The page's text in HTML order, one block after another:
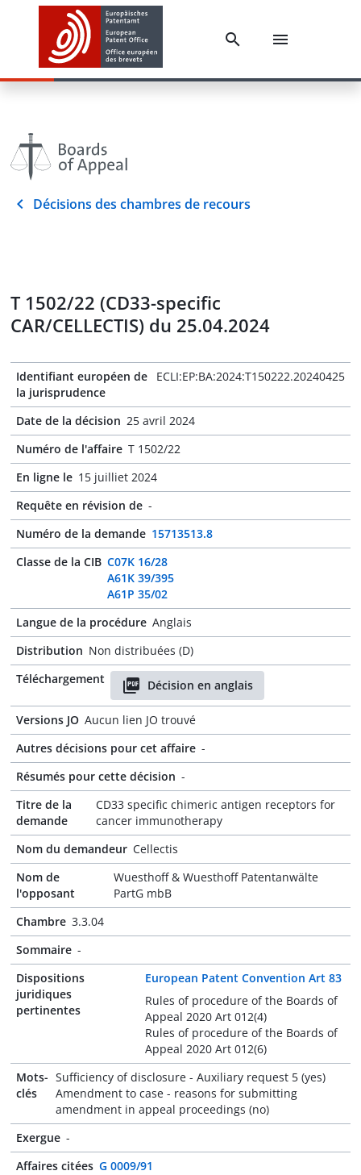
Décisions des chambres de recours
T 1502/22 (CD33-specific
CAR/CELLECTIS) du 25.04.2024
Identifiant européen de
la jurisprudence
ECLI:EP:BA:2024:T150222.20240425
Date de la décision 25 avril 2024
Numéro de l'affaire T 1502/22
En ligne le 15 juilliet 2024
Requête en révision de -
Numéro de la demande 15713513.8
Classe de la CIB C07K 16/28
A61K 39/395
A61P 35/02
Langue de la procédure Anglais
Distribution Non distribuées (D)
Téléchargement
Décision en anglais
Versions JO Aucun lien JO trouvé
Autres décisions pour cet affaire -
Résumés pour cette décision -
Titre de la
demande
CD33 specific chimeric antigen receptors for
cancer immunotherapy
Nom du demandeur Cellectis
Nom de
l'opposant
Wuesthoff & Wuesthoff Patentanwälte
PartG mbB
Chambre 3.3.04
Sommaire -
Dispositions
juridiques
pertinentes
European Patent Convention Art 83
Rules of procedure of the Boards of
Appeal 2020 Art 012(4)
Rules of procedure of the Boards of
Appeal 2020 Art 012(6)
Mots-
clés
Sufficiency of disclosure - Auxiliary request 5 (yes)
Amendment to case - reasons for submitting
amendment in appeal proceedings (no)
Exergue -
Affaires citées G 0009/91